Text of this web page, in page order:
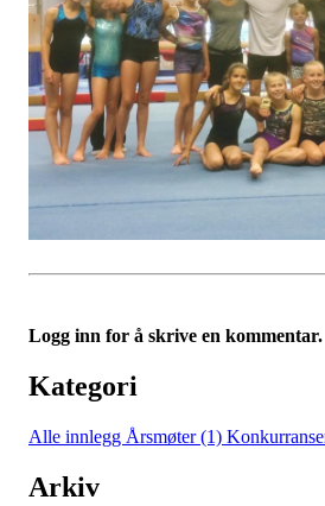
Logg inn for å skrive en kommentar.
Kategori
Alle innlegg Årsmøter (1)
Arkiv